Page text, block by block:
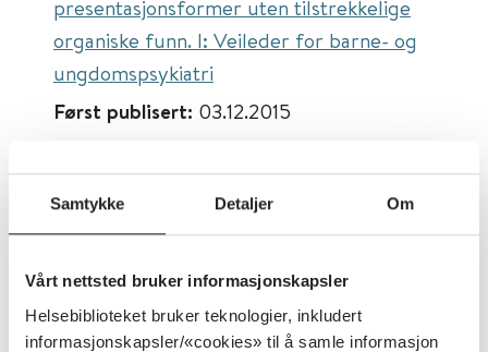
Samtykke Detaljer Om
Vårt nettsted bruker informasjonskapsler
Helsebiblioteket bruker teknologier, inkludert
informasjonskapsler/«cookies» til å samle informasjon
presentasjonsformer uten tilstrekkelige
organiske funn. I: Veileder for barne- og
ungdomspsykiatri
Først publisert: 03.12.2015
Kropp og sinn
Utgiver: Norsk barne- og
ungdomspsykiatrisk forening